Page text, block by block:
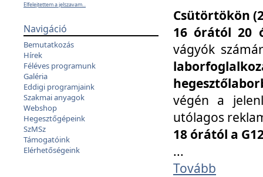
Elfelejtettem a jelszavam...
Navigáció
Bemutatkozás
Hírek
Féléves programunk
Galéria
Eddigi programjaink
Szakmai anyagok
Webshop
Hegesztőgépeink
SzMSz
Támogatóink
Elérhetőségeink
Csütörtökön
16 órától 20
vágyók
végén a
utólagos
18 órától a
...
Tovább